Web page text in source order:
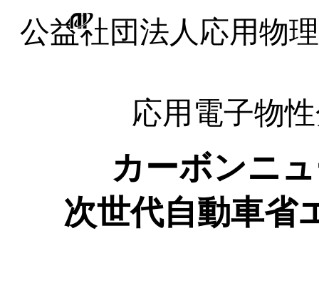
公益社団法人応用物
応用電子物
カーボンニ
次世代自動車省